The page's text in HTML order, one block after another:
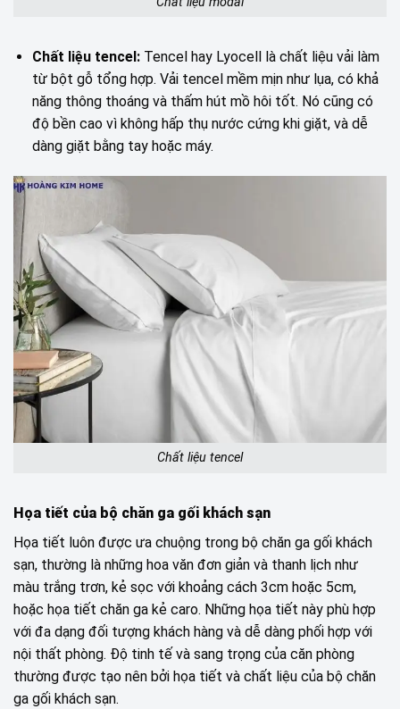
Chất liệu tencel: Tencel hay Lyocell là chất liệu vải làm
từ bột gỗ tổng hợp. Vải tencel mềm mịn như lụa, có khả
năng thông thoáng và thấm hút mồ hôi tốt. Nó cũng có
độ bền cao vì không hấp thụ nước cứng khi giặt, và dễ
dàng giặt bằng tay hoặc máy.
Chất liệu tencel
Họa tiết của bộ chăn ga gối khách sạn
Họa tiết luôn được ưa chuộng trong bộ chăn ga gối khách
sạn, thường là những hoa văn đơn giản và thanh lịch như
màu trắng trơn, kẻ sọc với khoảng cách 3cm hoặc 5cm,
hoặc họa tiết chăn ga kẻ caro. Những họa tiết này phù hợp
với đa dạng đối tượng khách hàng và dễ dàng phối hợp với
nội thất phòng. Độ tinh tế và sang trọng của căn phòng
thường được tạo nên bởi họa tiết và chất liệu của bộ chăn
ga gối khách sạn.